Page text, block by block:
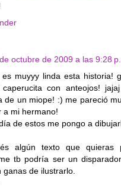
octubre de 2009 a las 9:28
es muyyy linda esta historia!
con anteojos!
de un miope! :) me pareció
a mi hermano!
de estos me pongo a
algún texto que quieras
tb podría ser un
ganas de ilustrarlo.